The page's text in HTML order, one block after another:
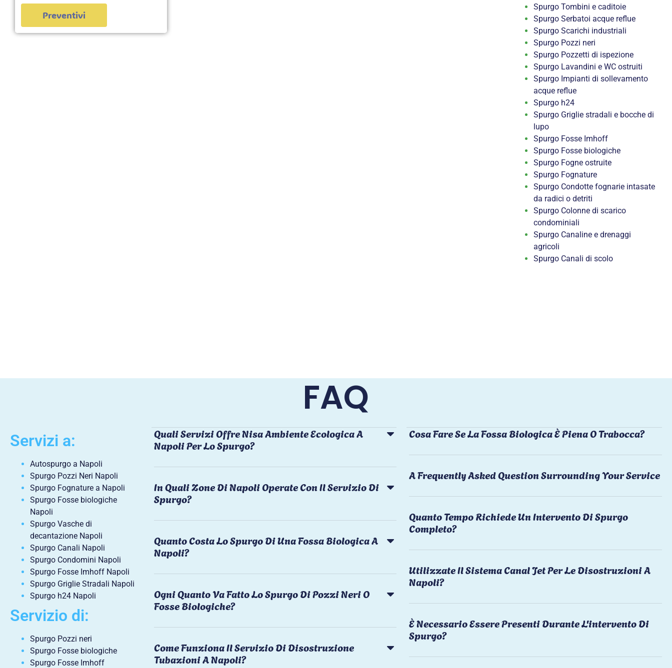
Preventivi
Spurgo Tombini e caditoie
Spurgo Serbatoi acque reflue
Spurgo Scarichi industriali
Spurgo Pozzi neri
Spurgo Pozzetti di ispezione
Spurgo Lavandini e WC ostruiti
Spurgo Impianti di sollevamento
acque reflue
Spurgo h24
Spurgo Griglie stradali e bocche di
lupo
Spurgo Fosse Imhoff
Spurgo Fosse biologiche
Spurgo Fogne ostruite
Spurgo Fognature
Spurgo Condotte fognarie intasate
da radici o detriti
Spurgo Colonne di scarico
condominiali
Spurgo Canaline e drenaggi
agricoli
Spurgo Canali di scolo
FAQ
Servizi a:
Autospurgo a Napoli
Spurgo Pozzi Neri Napoli
Spurgo Fognature a Napoli
Spurgo Fosse biologiche
Napoli
Spurgo Vasche di
decantazione Napoli
Spurgo Canali Napoli
Spurgo Condomini Napoli
Spurgo Fosse Imhoff Napoli
Spurgo Griglie Stradali Napoli
Spurgo h24 Napoli
Servizio di:
Spurgo Pozzi neri
Spurgo Fosse biologiche
Spurgo Fosse Imhoff
Quali Servizi Offre Nisa Ambiente Ecologica A
Napoli Per Lo Spurgo?
In Quali Zone Di Napoli Operate Con Il Servizio Di
Spurgo?
Quanto Costa Lo Spurgo Di Una Fossa Biologica A
Napoli?
Ogni Quanto Va Fatto Lo Spurgo Di Pozzi Neri O
Fosse Biologiche?
Come Funziona Il Servizio Di Disostruzione
Tubazioni A Napoli?
Cosa Fare Se La Fossa Biologica È Piena O Trabocca?
A Frequently Asked Question Surrounding Your Service
Quanto Tempo Richiede Un Intervento Di Spurgo
Completo?
Utilizzate Il Sistema Canal Jet Per Le Disostruzioni A
Napoli?
È Necessario Essere Presenti Durante L'intervento Di
Spurgo?